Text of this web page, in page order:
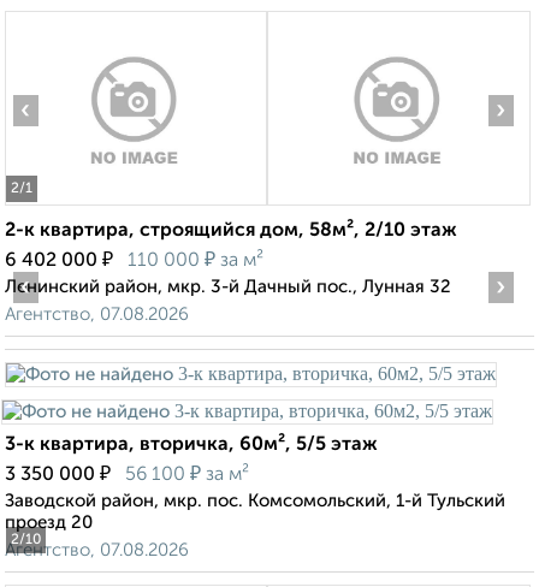
2/1
‹ ›
2-к квартира, строящийся дом, 58м², 2/10 этаж
6 402 000 ₽ 110 000 ₽ за м²
Ленинский район, мкр. 3-й Дачный пос., Лунная 32
Агентство, 07.08.2026
2/10
‹ ›
3-к квартира, вторичка, 60м², 5/5 этаж
3 350 000 ₽ 56 100 ₽ за м²
Заводской район, мкр. пос. Комсомольский, 1-й Тульский
проезд 20
Агентство, 07.08.2026